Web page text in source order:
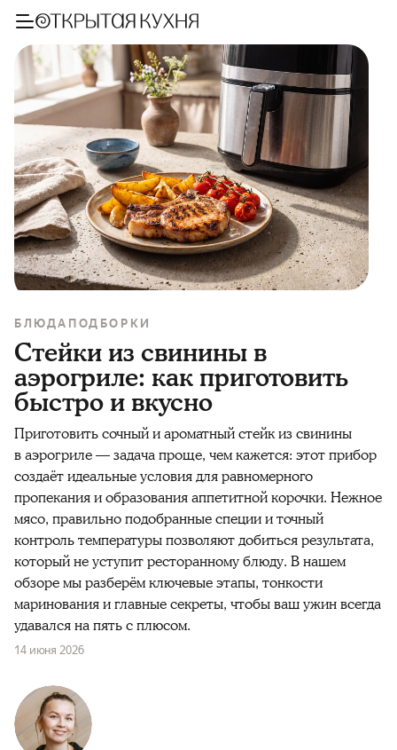
БЛЮДА ПОДБОРКИ
Стейки из свинины в
аэрогриле: как приготовить
быстро и вкусно
Приготовить сочный и ароматный стейк из свинины
в аэрогриле — задача проще, чем кажется: этот прибор
создаёт идеальные условия для равномерного
пропекания и образования аппетитной корочки. Нежное
мясо, правильно подобранные специи и точный
контроль температуры позволяют добиться результата,
который не уступит ресторанному блюду. В нашем
обзоре мы разберём ключевые этапы, тонкости
маринования и главные секреты, чтобы ваш ужин всегда
удавался на пять с плюсом.
14 июня 2026